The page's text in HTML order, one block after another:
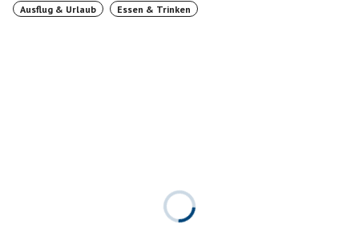
Ausflug & Urlaub Essen & Trinken